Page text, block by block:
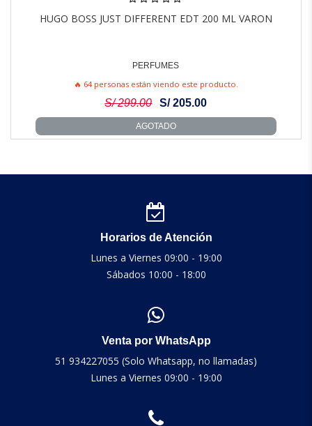
HUGO BOSS JUST DIFFERENT EDT 200 ML VARON
PERFUMES
🔥 64 personas están viendo este producto.
S/ 299.00 S/ 205.00
AGOTADO
Horarios de Atención
Lunes a Viernes 09:00 - 19:00
Sábados 10:00 - 18:00
Venta por WhatsApp
51 934227055 (Solo Whatsapp, no llamadas)
Lunes a Viernes 09:00 - 19:00